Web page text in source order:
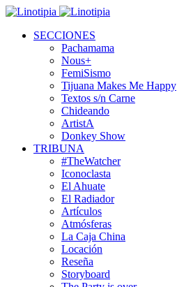
SECCIONES
Pachamama
Nous+
FemiSismo
Tijuana Makes Me Happy
Textos s/n Carne
Chideando
ArtistA
Donkey Show
TRIBUNA
#TheWatcher
Iconoclasta
El Ahuate
El Radiador
Artículos
Atmósferas
La Caja China
Locación
Reseña
Storyboard